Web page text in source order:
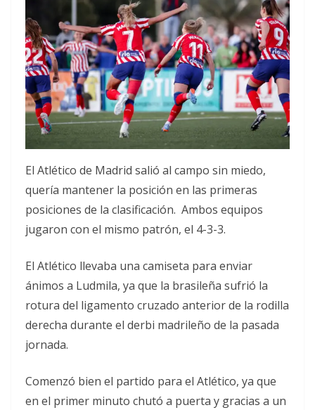
El Atlético de Madrid salió al campo sin miedo,
quería mantener la posición en las primeras
posiciones de la clasificación. Ambos equipos
jugaron con el mismo patrón, el 4-3-3.
El Atlético llevaba una camiseta para enviar
ánimos a Ludmila, ya que la brasileña sufrió la
rotura del ligamento cruzado anterior de la rodilla
derecha durante el derbi madrileño de la pasada
jornada.
Comenzó bien el partido para el Atlético, ya que
en el primer minuto chutó a puerta y gracias a un